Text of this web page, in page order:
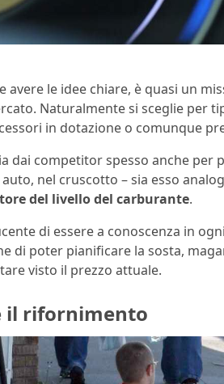
avere le idee chiare, è quasi un
Naturalmente si sceglie per
in dotazione o comunque
dai competitor spesso anche per
nel cruscotto – sia esso
del livello del carburante.
di essere a conoscenza in
di poter pianificare la sosta,
visto il prezzo attuale.
il rifornimento